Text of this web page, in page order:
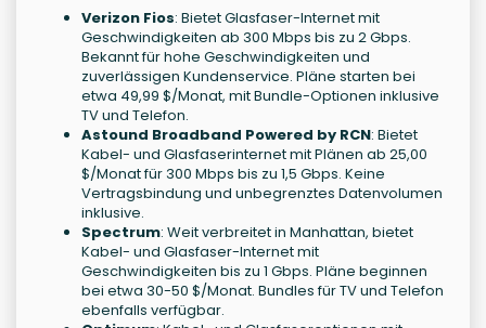
Verizon Fios: Bietet Glasfaser-Internet mit
Geschwindigkeiten ab 300 Mbps bis zu 2 Gbps.
Bekannt für hohe Geschwindigkeiten und
zuverlässigen Kundenservice. Pläne starten bei
etwa 49,99 $/Monat, mit Bundle-Optionen inklusive
TV und Telefon.
Astound Broadband Powered by RCN: Bietet
Kabel- und Glasfaserinternet mit Plänen ab 25,00
$/Monat für 300 Mbps bis zu 1,5 Gbps. Keine
Vertragsbindung und unbegrenztes Datenvolumen
inklusive.
Spectrum: Weit verbreitet in Manhattan, bietet
Kabel- und Glasfaser-Internet mit
Geschwindigkeiten bis zu 1 Gbps. Pläne beginnen
bei etwa 30-50 $/Monat. Bundles für TV und Telefon
ebenfalls verfügbar.